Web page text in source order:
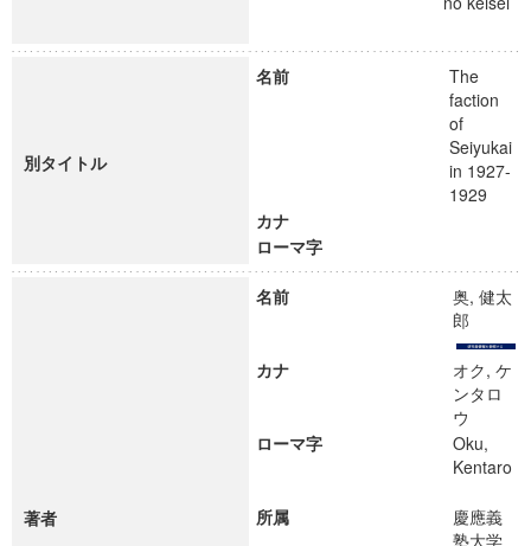
別タイトル
名前
The
faction
of
Seiyukai
in 1927-
1929
カナ
ローマ字
著者
名前
奥, 健太
郎
カナ
オク, ケ
ンタロ
ウ
ローマ字
Oku,
Kentaro
所属
慶應義
塾大学